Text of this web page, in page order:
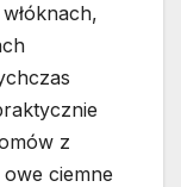
z
ciemne